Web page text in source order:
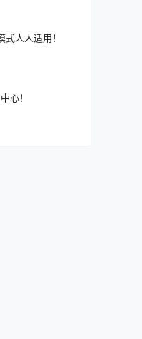
人人适用！
心！